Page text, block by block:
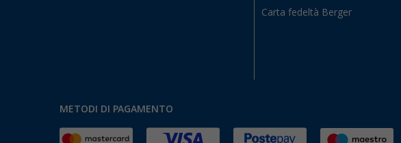
Carta fedeltà Berger
METODI DI PAGAMENTO